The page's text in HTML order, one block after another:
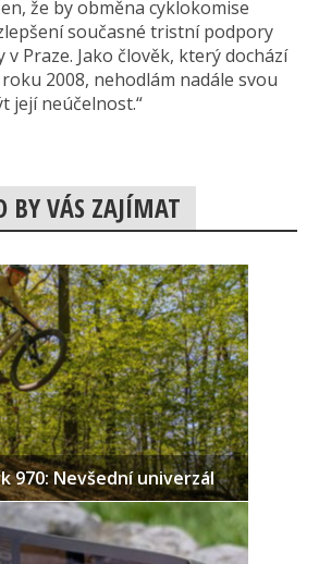
že by obměna cyklokomise
současné tristní podpory
Praze. Jako člověk, který dochází
2008, nehodlám nadále svou
její neúčelnost.“
BY VÁS ZAJÍMAT
970: Nevšední univerzál